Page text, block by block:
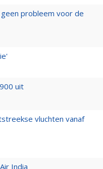
probleem voor de
uit
vluchten vanaf
India